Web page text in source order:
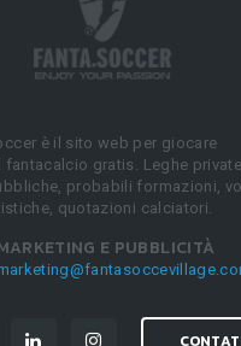
è il sito web per giocare
fantacalcio gratis. Leghe private,
probabili formazioni,
quotazioni calciatori.
E PUBBLICITÀ